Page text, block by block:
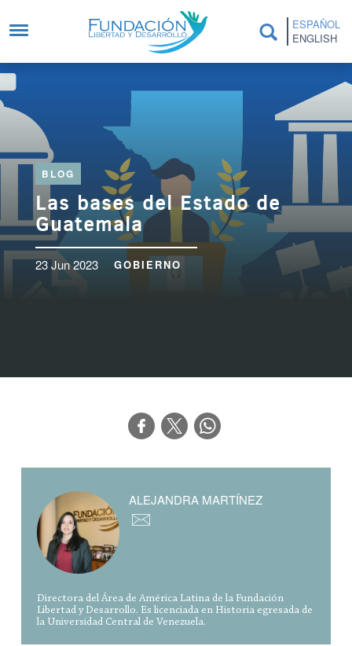
ESPAÑOL
ENGLISH
BLOG
Las bases del Estado de
Guatemala
23 Jun 2023 GOBIERNO
ALEJANDRA MARTÍNEZ
Directora del Área de América Latina de la Fundación
Libertad y Desarrollo. Es licenciada en Historia egresada de
la Universidad Central de Venezuela.